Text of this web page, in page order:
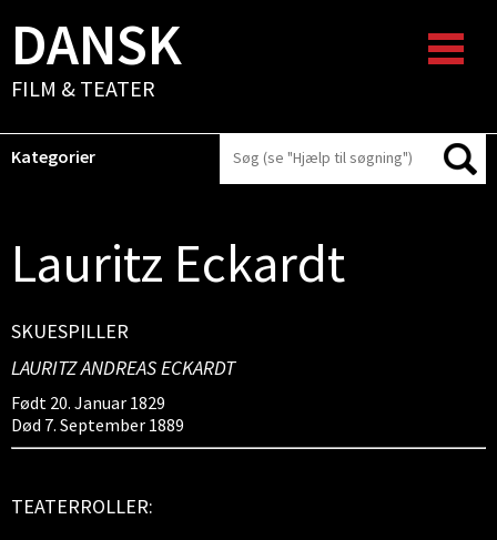
DANSK
FILM & TEATER
Kategorier
Lauritz Eckardt
SKUESPILLER
LAURITZ ANDREAS ECKARDT
Født 20. Januar 1829
Død 7. September 1889
TEATERROLLER: